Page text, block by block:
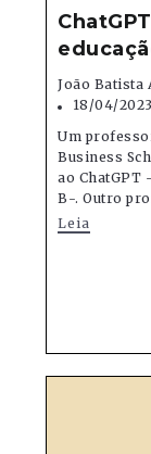
João Batista
18/04/2023
Um
Business
ao ChatGPT
B-. Outro
Leia